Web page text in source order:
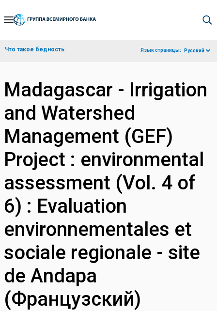
Skip
Navigation
Что такое бедность Язык страницы: Русский
Madagascar - Irrigation
and Watershed
Management (GEF)
Project : environmental
assessment (Vol. 4 of
6) : Evaluation
environnementales et
sociale regionale - site
de Andapa
(Французский)